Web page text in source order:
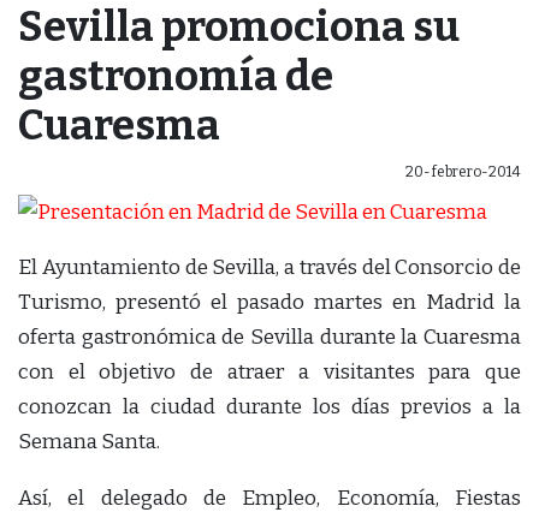
Sevilla promociona su
gastronomía de
Cuaresma
20-febrero-2014
El Ayuntamiento de Sevilla, a través del Consorcio de
Turismo, presentó el pasado martes en Madrid la
oferta gastronómica de Sevilla durante la Cuaresma
con el objetivo de atraer a visitantes para que
conozcan la ciudad durante los días previos a la
Semana Santa.
Así, el delegado de Empleo, Economía, Fiestas